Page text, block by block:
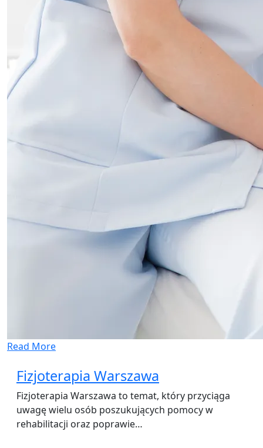
Read More
Fizjoterapia Warszawa
Fizjoterapia Warszawa to temat, który przyciąga
uwagę wielu osób poszukujących pomocy w
rehabilitacji oraz poprawie…